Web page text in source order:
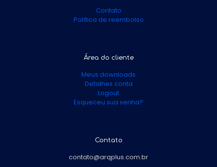
Contato
Política de reembolso
Área do cliente
Meus downloads
Detalhes conta
Logout
Esqueceu sua senha?
Contato
contato@arqplus.com.br